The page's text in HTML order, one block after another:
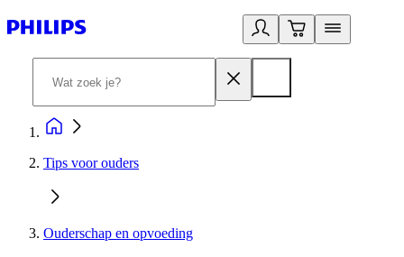
Tips voor ouders
Ouderschap en opvoeding